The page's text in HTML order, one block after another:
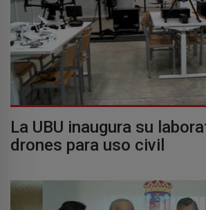
La UBU inaugura su
drones para uso civil